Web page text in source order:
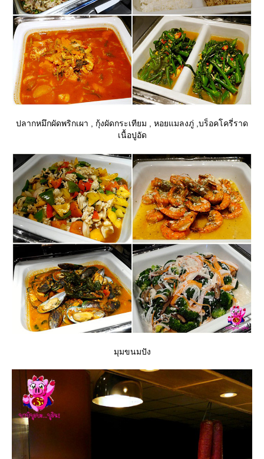
ปลากหมึกผัดพริกเผา , กุ้งผัดกระเทียม , หอยแมลงภู่ ,บร็อคโครี่ราด
เนื้อปูอัด
มุมขนมปัง